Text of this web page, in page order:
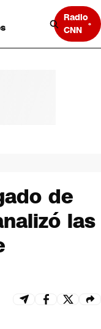
Radio
CNN
de
las